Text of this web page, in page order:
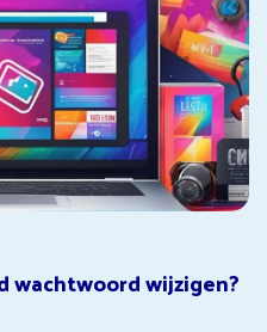
wachtwoord wijzigen?